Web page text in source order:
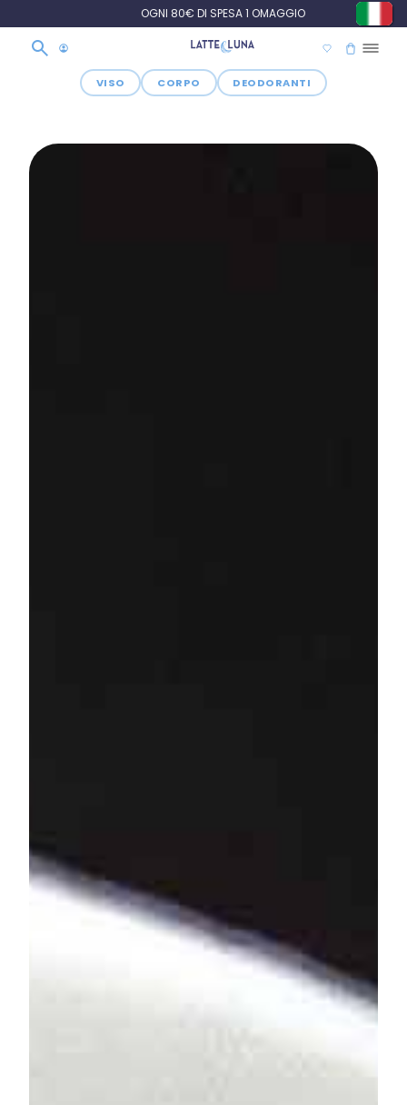
OGNI 80€ DI SPESA 1 OMAGGIO
VISO CORPO DEODORANTI